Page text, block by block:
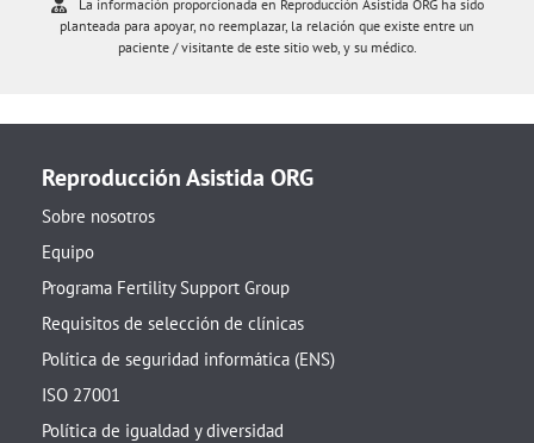
La información proporcionada en Reproducción Asistida ORG ha sido
planteada para apoyar, no reemplazar, la relación que existe entre un
paciente / visitante de este sitio web, y su médico.
Reproducción Asistida ORG
Sobre nosotros
Equipo
Programa Fertility Support Group
Requisitos de selección de clínicas
Política de seguridad informática (ENS)
ISO 27001
Política de igualdad y diversidad